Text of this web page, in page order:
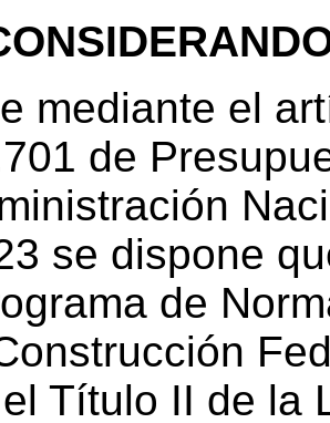
mediante el
de
se dispone
de
Título II de la